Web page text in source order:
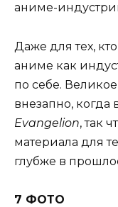
аниме-
Даже для тех,
аниме как
по себе.
внезапно, когда
Evangelion, так
материала для
глубже в
7 ФОТО